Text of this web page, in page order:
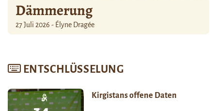
Dämmerung
27 Juli 2026 - Élyne Dragée
ENTSCHLÜSSELUNG
Kirgistans offene Daten